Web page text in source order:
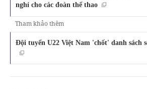
nghỉ cho các đoàn thể thao
Tham khảo thêm
Đội tuyển U22 Việt Nam 'chốt' danh sách